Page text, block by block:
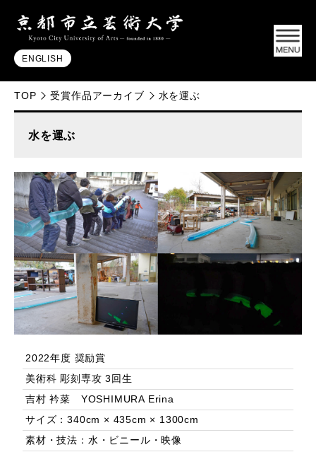
ENGLISH
TOP 受賞作品アーカイブ 水を運ぶ
水を運ぶ
2022年度 奨励賞
美術科 彫刻専攻 3回生
吉村 衿菜 YOSHIMURA Erina
サイズ：340cm × 435cm × 1300cm
素材・技法：水・ビニール・映像